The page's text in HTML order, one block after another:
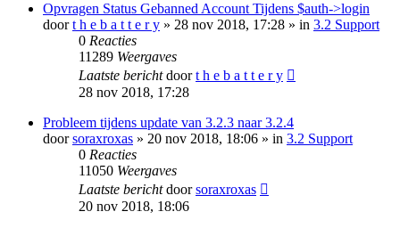
Opvragen Status Gebanned Account Tijdens $auth->login
doort h e b a t t e r y » 28 nov 2018, 17:28 » in 3.2 Support
0 Reacties
11289 Weergaves
Laatste berichtdoort h e b a t t e r y
28 nov 2018, 17:28
Probleem tijdens update van 3.2.3 naar 3.2.4
doorsoraxroxas » 20 nov 2018, 18:06 » in 3.2 Support
0 Reacties
11050 Weergaves
Laatste berichtdoorsoraxroxas
20 nov 2018, 18:06